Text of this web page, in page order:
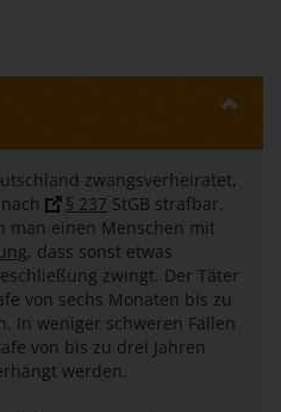
zwangsverheiratet,
§ 237 StGB strafbar.
man einen Menschen mit
, dass sonst etwas
zwingt. Der Täter
von sechs Monaten bis zu
In weniger schweren Fällen
von bis zu drei Jahren
werden.